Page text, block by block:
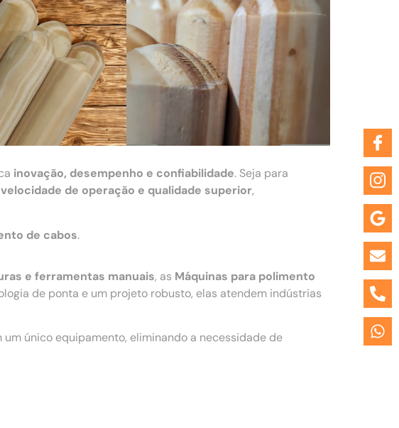
inovação, desempenho e confiabilidade. Seja para
de operação e qualidade superior,
de cabos.
e ferramentas manuais, as Máquinas para polimento
de ponta e um projeto robusto, elas atendem indústrias
único equipamento, eliminando a necessidade de